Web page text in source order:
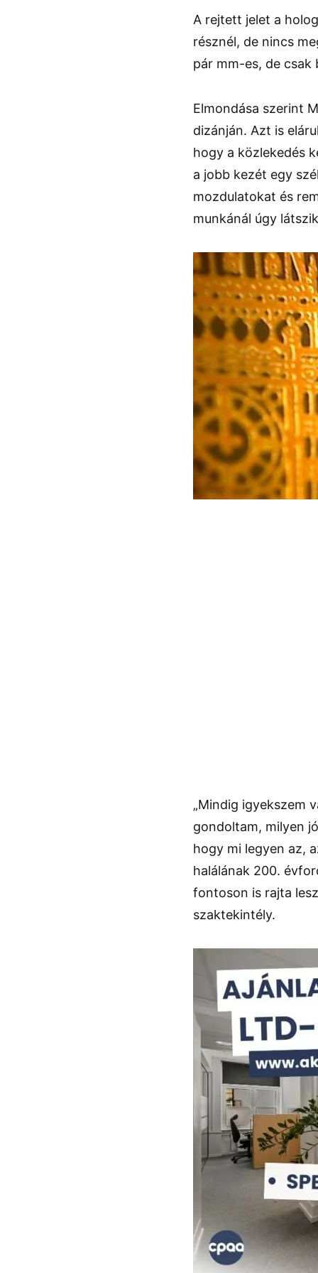
A rejtett jelet a
résznél, de nincs
pár mm-es, de
Elmondása szerint
dizánján. Azt is
hogy a közlekedés
a jobb kezét egy
mozdulatokat és
munkánál úgy
„Mindig igyekszem
gondoltam, milyen
hogy mi legyen az,
halálának 200.
fontoson is rajta
szaktekintély.